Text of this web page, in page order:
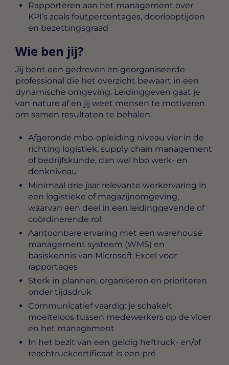
Rapporteren aan het management over
KPI’s zoals foutpercentages, doorlooptijden
en bezettingsgraad
Wie ben jij?
Jij bent een gedreven en georganiseerde
professional die het overzicht bewaart in een
dynamische omgeving. Leidinggeven gaat je
van nature af en jij weet mensen te motiveren
om samen resultaten te behalen.
Afgeronde mbo-opleiding niveau vier in de
richting logistiek, supply chain management
of bedrijfskunde, dan wel hbo werk- en
denkniveau
Minimaal drie jaar relevante werkervaring in
een logistieke of magazijnomgeving,
waarvan een deel in een leidinggevende of
coördinerende rol
Aantoonbare ervaring met een warehouse
management systeem (WMS) en
basiskennis van Microsoft Excel voor
rapportages
Sterk in plannen, organiseren en prioriteren
onder tijdsdruk
Communicatief vaardig: je schakelt
moeiteloos tussen medewerkers op de vloer
en het management
In het bezit van een geldig heftruck- en/of
reachtruckcertificaat is een pré